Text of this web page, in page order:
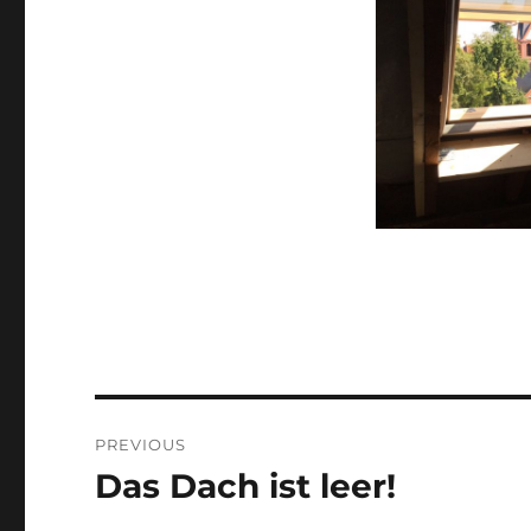
navigation
PREVIOUS
Previous
Das Dach ist leer!